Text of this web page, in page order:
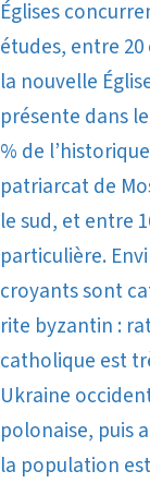
Églises
études, entre
la nouvelle
présente dans
% de
patriarcat de
le sud, et entre
particulière.
croyants sont
rite byzantin :
catholique est
Ukraine
polonaise, puis
la population